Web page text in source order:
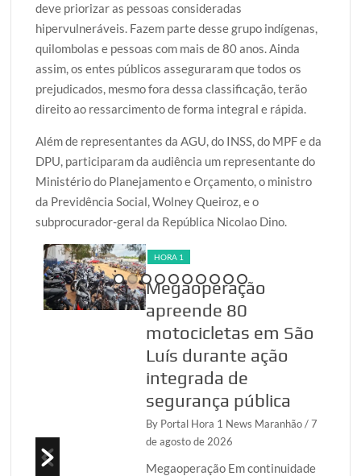
deve priorizar as pessoas consideradas
hipervulneráveis. Fazem parte desse grupo indígenas,
quilombolas e pessoas com mais de 80 anos. Ainda
assim, os entes públicos asseguraram que todos os
prejudicados, mesmo fora dessa classificação, terão
direito ao ressarcimento de forma integral e rápida.
Além de representantes da AGU, do INSS, do MPF e da
DPU, participaram da audiência um representante do
Ministério do Planejamento e Orçamento, o ministro
da Previdência Social, Wolney Queiroz, e o
subprocurador-geral da República Nicolao Dino.
HORA 1
Megaoperação
apreende 80
motocicletas em São
Luís durante ação
integrada de
segurança pública
By Portal Hora 1 News Maranhão/ 7
de agosto de 2026
Megaoperação Em continuidade